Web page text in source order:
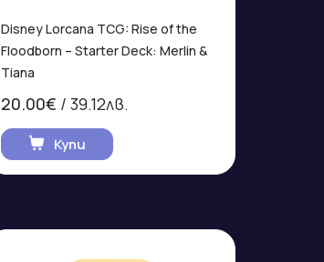
Disney Lorcana TCG: Rise of the
Floodborn – Starter Deck: Merlin &
Tiana
20.00€ / 39.12лв.
Купи